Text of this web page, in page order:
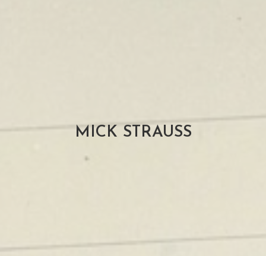
MICK STRAUSS